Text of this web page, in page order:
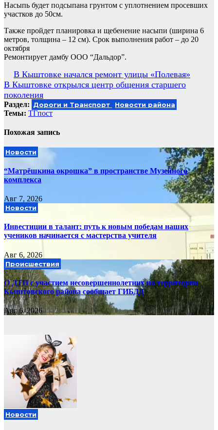
Насыпь будет подсыпана грунтом с уплотнением просевших
участков до 50см.
Также пройдет планировка и щебенение насыпи (ширина 6
метров, толщина – 12 см). Срок выполнения работ – до 20
октября
Ремонтирует дамбу ООО “Дальдор”.
Навигация
по
записям
В Кыштовке начался ремонт улицы «Полевая»
В Кыштовке открылся центр общения старшего
поколения
Раздел: Дороги и Транспорт Новости района
Темы: ТГпост
Похожая запись
Новости
“Матрёшкина окрошка” в пространстве Музейного
комплекса
Авг 7, 2026
Новости
Инвестиции в талант: путь к новым победам наших
учеников начинается с мастерства учителя
Авг 6, 2026
Происшествия
О ДТП с участием несовершеннолетних на территории
Кыштовского района сообщает ГИБДД
Авг 6, 2026
Новости